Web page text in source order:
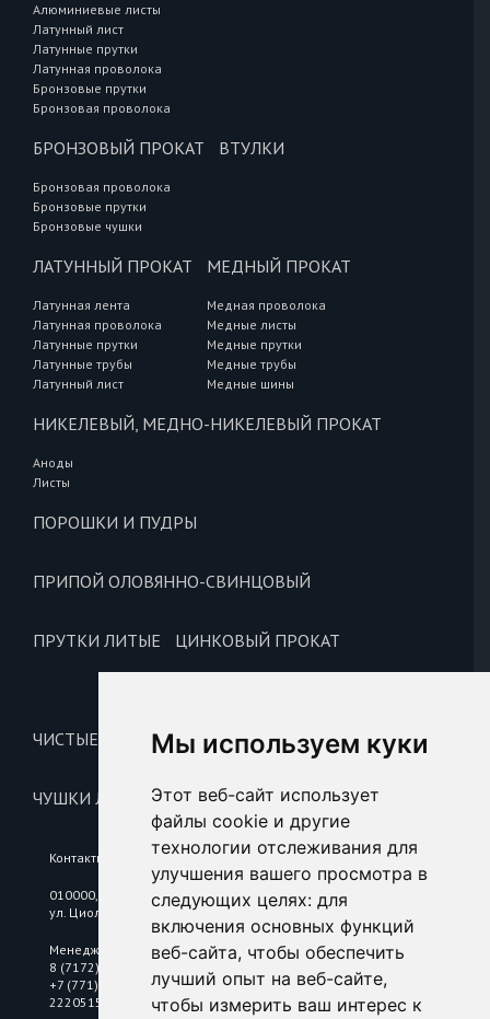
Мы используем куки
Этот веб-сайт использует
файлы cookie и другие
технологии отслеживания для
улучшения вашего просмотра в
следующих целях: для
включения основных функций
веб-сайта, чтобы обеспечить
лучший опыт на веб-сайте,
чтобы измерить ваш интерес к
Алюминиевые листы
Латунный лист
Латунные прутки
Латунная проволока
Бронзовые прутки
Бронзовая проволока
БРОНЗОВЫЙ ПРОКАТ
Бронзовая проволока
Бронзовые прутки
Бронзовые чушки
ВТУЛКИ
ЛАТУННЫЙ ПРОКАТ
Латунная лента
Латунная проволока
Латунные прутки
Латунные трубы
Латунный лист
МЕДНЫЙ ПРОКАТ
Медная проволока
Медные листы
Медные прутки
Медные трубы
Медные шины
НИКЕЛЕВЫЙ, МЕДНО-НИКЕЛЕВЫЙ ПРОКАТ
Аноды
Листы
ПОРОШКИ И ПУДРЫ
ПРИПОЙ ОЛОВЯННО-СВИНЦОВЫЙ
ПРУТКИ ЛИТЫЕ ЦИНКОВЫЙ ПРОКАТ
ЧИСТЫЕ МЕТАЛЛЫ И ЛИГАТУРА
ЧУШКИ ЛИТЕЙНЫЕ
Контакты
010000, Республика Казахстан, г. Астана,
ул. Циолковского, 6/2
Менеджер по цветному металлопрокату
8 (7172) 25 18 10
+7 (771) 2220515
2220515@mkastana.kz